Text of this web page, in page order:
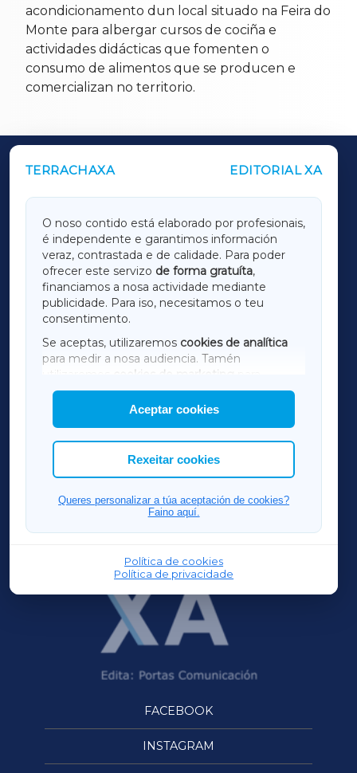
acondicionamento dun local situado na Feira do
Monte para albergar cursos de cociña e
actividades didácticas que fomenten o
consumo de alimentos que se producen e
comercializan no territorio.
TERRACHAXA EDITORIAL XA
O noso contido está elaborado por profesionais,
é independente e garantimos información
veraz, contrastada e de calidade. Para poder
ofrecer este servizo de forma gratuíta,
financiamos a nosa actividade mediante
publicidade. Para iso, necesitamos o teu
consentimento.
Se aceptas, utilizaremos cookies de analítica
para medir a nosa audiencia. Tamén
utilizaremos
cookies de marketing
mostrar publicidade de terceiros.
Así mesmo, podes personalizar a elección das
cookies que desexas permitir.
Aceptar cookies
Rexeitar cookies
Queres personalizar a túa aceptación de cookies?
Faino aquí.
Política de cookies
Política de privacidade
OUTROS PERIÓDICOS
LUGOXA
TERRACHAXA
AMARIÑAXA
RIBEIRASACRAXA
ACORUÑAXA
FERROLXA
OURENSEXA
FACEBOOK
INSTAGRAM